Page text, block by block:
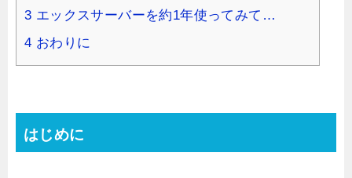
3 エックスサーバーを約1年使ってみて…
4 おわりに
はじめに